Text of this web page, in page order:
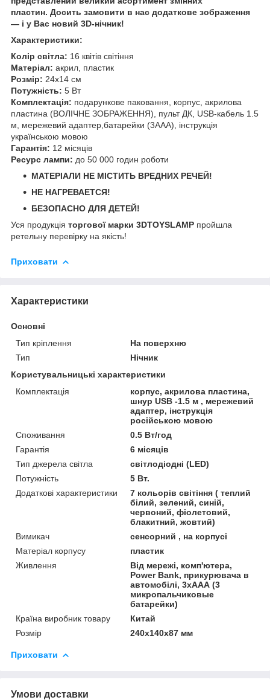
пластин. Досить замовити в нас додаткове зображення
— і у Вас новий 3D-нічник!
Характеристики:
Колір світла: 16 квітів світіння
Матеріал: акрил, пластик
Розмір: 24х14 см
Потужність: 5 Вт
Комплектація: подарункове паковання, корпус, акрилова
пластина (ВОЛІЧНЕ ЗОБРАЖЕННЯ), пульт ДК, USB-кабель 1.5
м, мережевий адаптер,батарейки (3ААА), інструкція
українською мовою
Гарантія: 12 місяців
Ресурс лампи: до 50 000 годин роботи
МАТЕРІАЛИ НЕ МІСТИТЬ ВРЕДНИХ РЕЧЕЙ!
НЕ НАГРЕВАЕТСЯ!
БЕЗОПАСНО ДЛЯ ДЕТЕЙ!
Уся продукція торгової марки 3DTOYSLAMP пройшла
ретельну перевірку на якість!
Приховати
Характеристики
Основні
Тип кріплення
На поверхню
Тип
Нічник
Користувальницькі характеристики
Комплектація
корпус, акрилова пластина,
шнур USB -1.5 м , мережевий
адаптер, інструкція
російською мовою
Споживання
0.5 Вт/год
Гарантія
6 місяців
Тип джерела світла
світлодіодні (LED)
Потужність
5 Вт.
Додаткові характеристики
7 кольорів світіння ( теплий
білий, зелений, синій,
червоний, фіолетовий,
блакитний, жовтий)
Вимикач
сенсорний , на корпусі
Матеріал корпусу
пластик
Живлення
Від мережі, комп'ютера,
Power Bank, прикурювача в
автомобілі, 3хААА (3
микропальчиковые
батарейки)
Країна виробник товару
Китай
Розмір
240х140х87 мм
Приховати
Умови доставки